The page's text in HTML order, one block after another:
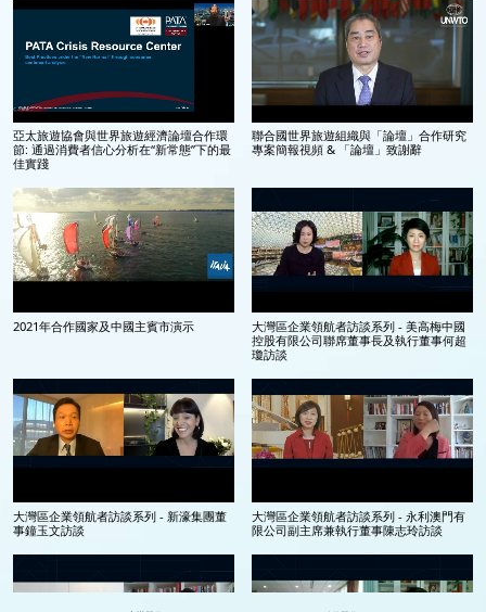
亞太旅遊協會與世界旅遊經濟論壇合作環
節: 通過消費者信心分析在“新常態”下的最
佳實踐
聯合國世界旅遊組織與「論壇」合作研究
專案簡報視頻 & 「論壇」致謝辭
2021年合作國家及中國主賓市演示
大灣區企業領航者訪談系列 - 美高梅中國
控股有限公司聯席董事長及執行董事何超
瓊訪談
大灣區企業領航者訪談系列 - 新濠集團董
事鐘玉文訪談
大灣區企業領航者訪談系列 - 永利澳門有
限公司副主席兼執行董事陳志玲訪談